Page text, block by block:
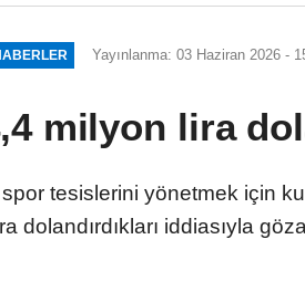
Yayınlanma: 03 Haziran 2026 -
milyon lira
tesislerini yönetmek için
dolandırdıkları iddiasıyla